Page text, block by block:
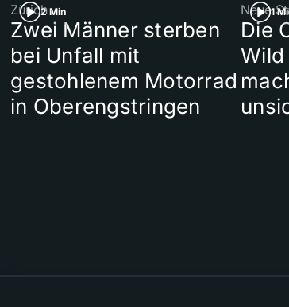
2 Min
Zürich
Zwei Männer sterben
bei Unfall mit
gestohlenem Motorrad
in Oberengstringen
1
Neue
Die
Wild